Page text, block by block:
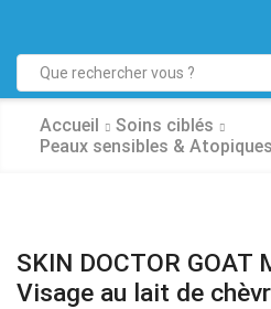
Accueil
Soins ciblés
Peaux sensibles & Atopiques
SKIN DOCTOR GOAT
Visage au lait de